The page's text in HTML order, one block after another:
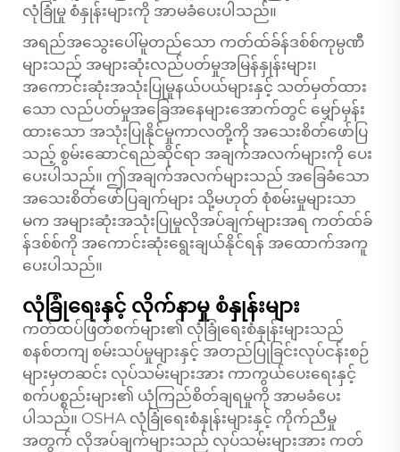
လုံခြုံမှု စံနှုန်းများကို အာမခံပေးပါသည်။
အရည်အသွေးပေါ်မူတည်သော ကတ်ထ်ခ်န်ဒစ်စ်ကုမ္ပဏီ
များသည် အများဆုံးလည်ပတ်မှုအမြန်နှုန်းများ၊
အကောင်းဆုံးအသုံးပြုမှုနယ်ပယ်များနှင့် သတ်မှတ်ထား
သော လည်ပတ်မှုအခြေအနေများအောက်တွင် မျှော်မှန်း
ထားသော အသုံးပြုနိုင်မှုကာလတို့ကို အသေးစိတ်ဖော်ပြ
သည့် စွမ်းဆောင်ရည်ဆိုင်ရာ အချက်အလက်များကို ပေး
ပေးပါသည်။ ဤအချက်အလက်များသည် အခြေခံသော
အသေးစိတ်ဖော်ပြချက်များ သို့မဟုတ် စုံစမ်းမှုများသာ
မက အများဆုံးအသုံးပြုမှုလိုအပ်ချက်များအရ ကတ်ထ်ခ်
န်ဒစ်စ်ကို အကောင်းဆုံးရွေးချယ်နိုင်ရန် အထောက်အကူ
ပေးပါသည်။
လုံခြုံရေးနှင့် လိုက်နာမှု စံနှုန်းများ
ကတ်ထပ်ဖြတ်စက်များ၏ လုံခြုံရေးစံနှုန်းများသည်
စနစ်တကျ စမ်းသပ်မှုများနှင့် အတည်ပြုခြင်းလုပ်ငန်းစဉ်
များမှတဆင်း လုပ်သမ်းများအား ကာကွယ်ပေးရေးနှင့်
စက်ပစ္စည်းများ၏ ယုံကြည်စိတ်ချရမှုကို အာမခံပေး
ပါသည်။ OSHA လုံခြုံရေးစံနှုန်းများနှင့် ကိုက်ညီမှု
အတွက် လိုအပ်ချက်များသည် လုပ်သမ်းများအား ကတ်